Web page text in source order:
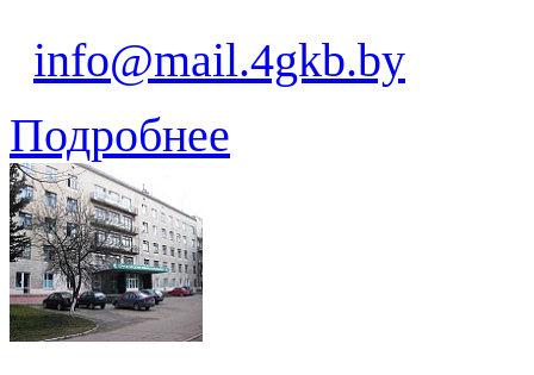
info@mail.4gkb.by
Подробнее